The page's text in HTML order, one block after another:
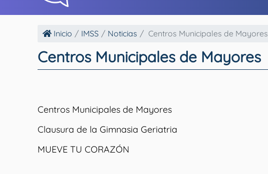
Inicio IMSS Noticias Centros Municipales de Mayores
Centros Municipales de Mayores
Centros Municipales de Mayores
Clausura de la Gimnasia Geriatria
MUEVE TU CORAZÓN